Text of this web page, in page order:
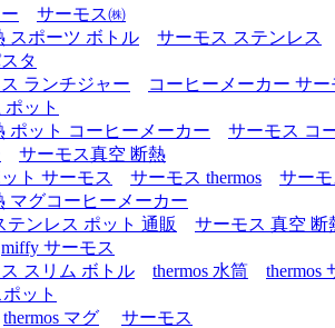
サーモス㈱
スポーツ ボトル
サーモス ステンレス
タ
ランチジャー
コーヒーメーカー サー
ット
ポット コーヒーメーカー
サーモス コ
サーモス真空 断熱
ト サーモス サーモス thermos
サー
マグコーヒーメーカー
テンレス ポット 通販
サーモス 真空 断
miffy サーモス
スリム ボトル
thermos 水筒
thermos
ット
thermos マグ サーモス